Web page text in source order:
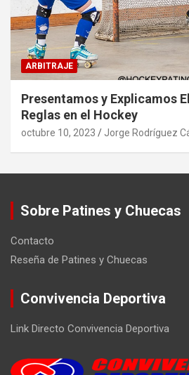
ARBITRAJE
Presentamos y Explicamos
Reglas en el Hockey
octubre 10, 2023 Jorge Rodríguez
Sobre Patines y Chuecas
Contacto
Reseña de Patines y Chuecas
Convivencia Deportiva
Link Directo Convivencia Deportiva